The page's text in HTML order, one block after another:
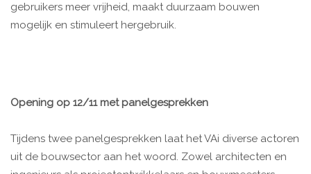
gebruikers meer vrijheid, maakt duurzaam bouwen
mogelijk en stimuleert hergebruik.
Opening op 12/11 met panelgesprekken
Tijdens twee panelgesprekken laat het VAi diverse actoren
uit de bouwsector aan het woord. Zowel architecten en